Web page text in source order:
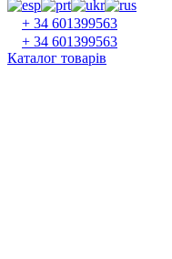
+ 34 601399563
+ 34 601399563
Каталог товарів